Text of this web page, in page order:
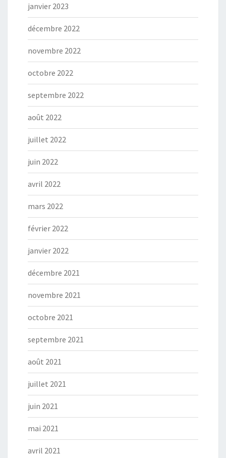
janvier 2023
décembre 2022
novembre 2022
octobre 2022
septembre 2022
août 2022
juillet 2022
juin 2022
avril 2022
mars 2022
février 2022
janvier 2022
décembre 2021
novembre 2021
octobre 2021
septembre 2021
août 2021
juillet 2021
juin 2021
mai 2021
avril 2021